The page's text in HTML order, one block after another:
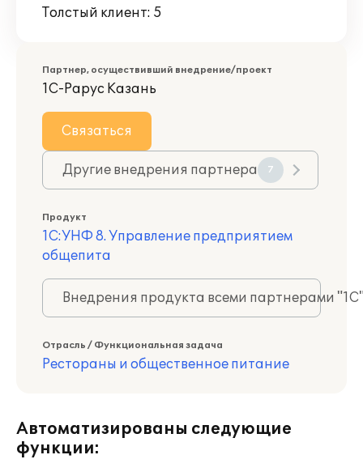
Толстый клиент: 5
Партнер, осуществивший внедрение/проект
1С-Рарус Казань
Связаться
Другие внедрения партнера 7
Продукт
1С:УНФ 8. Управление предприятием
общепита
Внедрения продукта всеми партнерами
Отрасль / Функциональная задача
Рестораны и общественное питание
Автоматизированы следующие
функции: